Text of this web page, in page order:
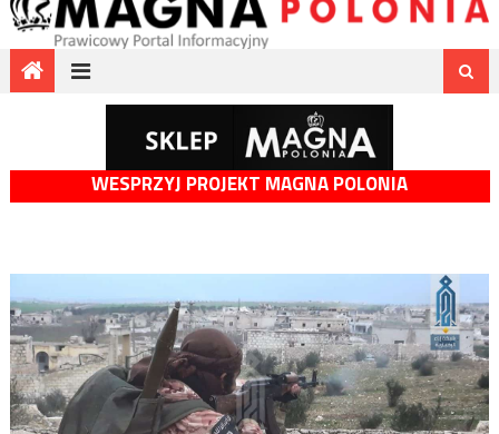
WESPRZYJ PROJEKT MAGNA POLONIA